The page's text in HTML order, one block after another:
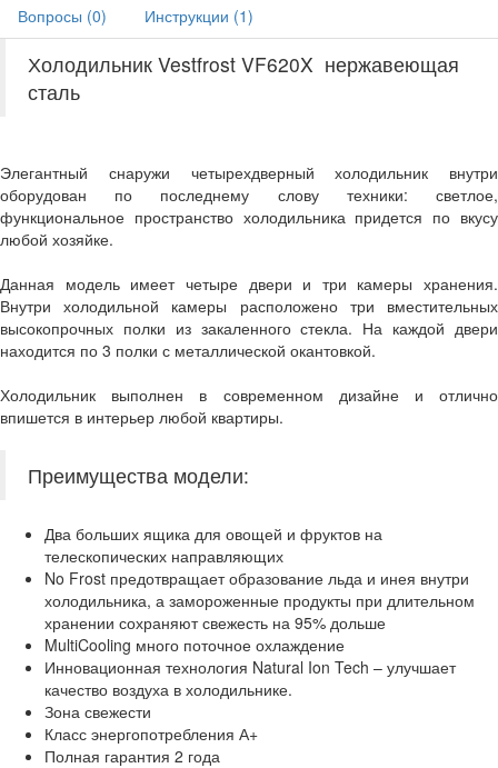
Вопросы (0) Инструкции (1)
Холодильник Vestfrost VF620X нержавеющая
сталь
Элегантный снаружи
четырехдверный холодильник внутри
оборудован по последнему слову техники: светлое,
функциональное пространство холодильника придется по вкусу
любой хозяйке.
Данная модель имеет четыре двери и три камеры хранения.
Внутри холодильной камеры расположено три вместительных
высокопрочных полки из закаленного стекла. На каждой двери
находится по 3 полки с металлической окантовкой.
Холодильник выполнен в современном дизайне и отлично
впишется в интерьер любой квартиры.
Преимущества модели:
Два больших ящика для овощей и фруктов на
телескопических направляющих
No Frost предотвращает образование льда и инея внутри
холодильника, а замороженные продукты при длительном
хранении сохраняют свежесть на 95% дольше
MultiCooling много поточное охлаждение
Инновационная технология Natural Ion Tech – улучшает
качество воздуха в холодильнике.
Зона свежести
Класс энергопотребления А+
Полная гарантия 2 года